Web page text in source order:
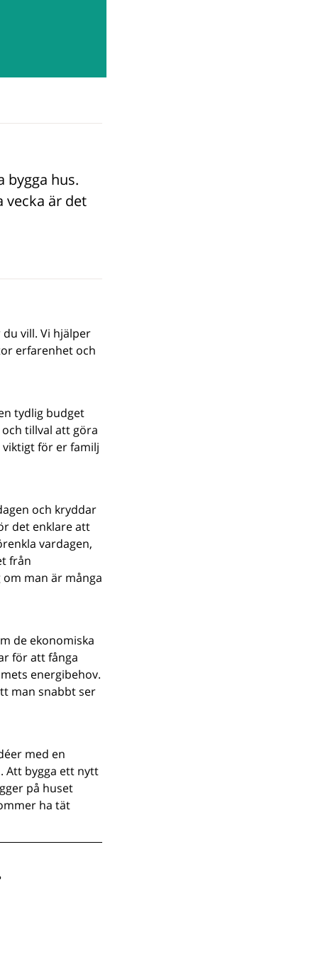
bygga hus.
vecka är det
vill. Vi hjälper
erfarenhet och
tydlig budget
tillval att göra
för er familj
och kryddar
det enklare att
vardagen,
från
man är många
de ekonomiska
för att fånga
energibehov.
man snabbt ser
med en
Att bygga ett nytt
på huset
ha tät